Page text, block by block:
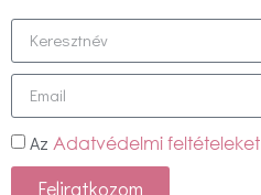
Az Adatvédelmi feltételeket
Feliratkozom